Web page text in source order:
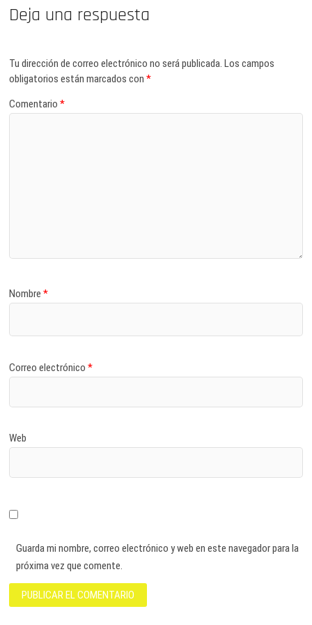
Deja una respuesta
Tu dirección de correo electrónico no será publicada. Los campos
obligatorios están marcados con*
Comentario*
Nombre*
Correo electrónico*
Web
Guarda mi nombre, correo electrónico y web en este navegador para la
próxima vez que comente.